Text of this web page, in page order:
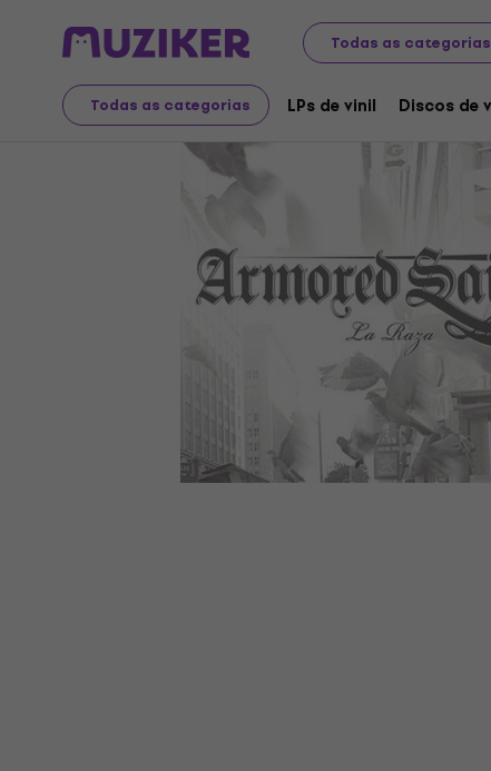
Todas as categorias
Todas as categorias LPs de vinil Discos de
Discos LP e CDs LPs de vinil